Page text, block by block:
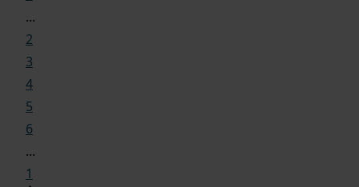
...
2
3
4
5
6
...
1